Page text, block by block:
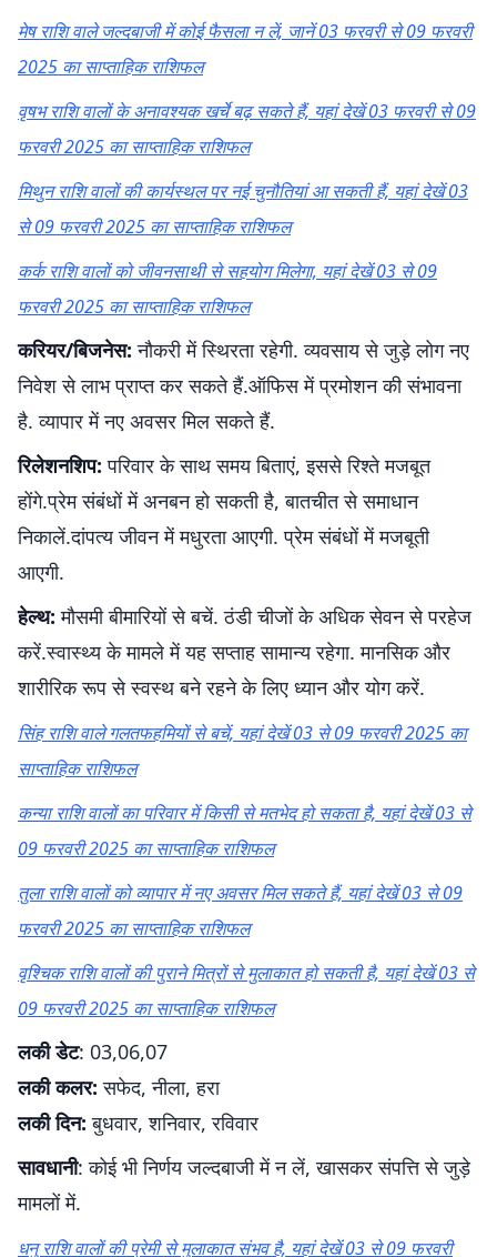
मेष राशि वाले जल्दबाजी में कोई फैसला न लें, जानें 03 फरवरी से 09 फरवरी
2025 का साप्ताहिक राशिफल
वृषभ राशि वालों के अनावश्यक खर्चे बढ़ सकते हैं, यहां देखें 03 फरवरी से 09
फरवरी 2025 का साप्ताहिक राशिफल
मिथुन राशि वालों की कार्यस्थल पर नई चुनौतियां आ सकती हैं, यहां देखें 03
से 09 फरवरी 2025 का साप्ताहिक राशिफल
कर्क राशि वालों को जीवनसाथी से सहयोग मिलेगा, यहां देखें 03 से 09
फरवरी 2025 का साप्ताहिक राशिफल
करियर/बिजनेस: नौकरी में स्थिरता रहेगी. व्यवसाय से जुड़े लोग नए
निवेश से लाभ प्राप्त कर सकते हैं.ऑफिस में प्रमोशन की संभावना
है. व्यापार में नए अवसर मिल सकते हैं.
रिलेशनशिप: परिवार के साथ समय बिताएं, इससे रिश्ते मजबूत
होंगे.प्रेम संबंधों में अनबन हो सकती है, बातचीत से समाधान
निकालें.दांपत्य जीवन में मधुरता आएगी. प्रेम संबंधों में मजबूती
आएगी.
हेल्थ:मौसमी बीमारियों से बचें. ठंडी चीजों के अधिक सेवन से परहेज
करें.स्वास्थ्य के मामले में यह सप्ताह सामान्य रहेगा. मानसिक और
शारीरिक रूप से स्वस्थ बने रहने के लिए ध्यान और योग करें.
सिंह राशि वाले गलतफहमियों से बचें, यहां देखें 03 से 09 फरवरी 2025 का
साप्ताहिक राशिफल
कन्या राशि वालों का परिवार में किसी से मतभेद हो सकता है, यहां देखें 03 से
09 फरवरी 2025 का साप्ताहिक राशिफल
तुला राशि वालों को व्यापार में नए अवसर मिल सकते हैं, यहां देखें 03 से 09
फरवरी 2025 का साप्ताहिक राशिफल
वृश्चिक राशि वालों की पुराने मित्रों से मुलाकात हो सकती है, यहां देखें 03 से
09 फरवरी 2025 का साप्ताहिक राशिफल
लकी डेट: 03,06,07
लकी कलर:सफेद, नीला, हरा
लकी दिन: बुधवार, शनिवार, रविवार
सावधानी: कोई भी निर्णय जल्दबाजी में न लें, खासकर संपत्ति से जुड़े
मामलों में.
धनु राशि वालों की प्रेमी से मुलाकात संभव है, यहां देखें 03 से 09 फरवरी